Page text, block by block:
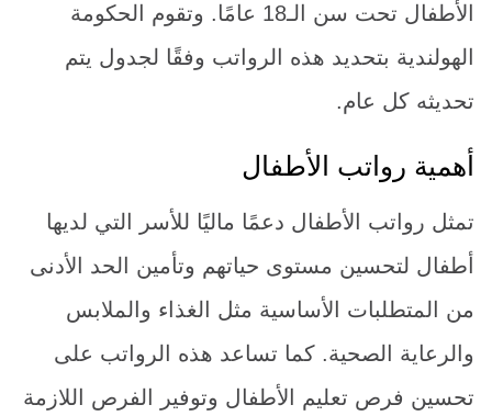
الأطفال تحت سن الـ18 عامًا. وتقوم الحكومة
الهولندية بتحديد هذه الرواتب وفقًا لجدول يتم
تحديثه كل عام.
أهمية رواتب الأطفال
تمثل رواتب الأطفال دعمًا ماليًا للأسر التي لديها
أطفال لتحسين مستوى حياتهم وتأمين الحد الأدنى
من المتطلبات الأساسية مثل الغذاء والملابس
والرعاية الصحية. كما تساعد هذه الرواتب على
تحسين فرص تعليم الأطفال وتوفير الفرص اللازمة